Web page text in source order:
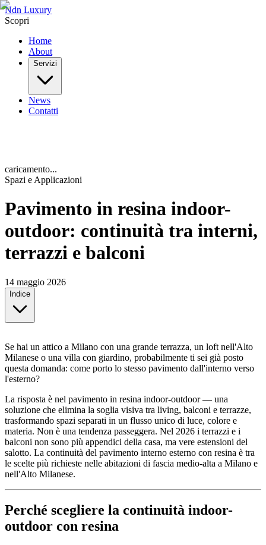
Ndn Luxury
Scopri
Home
About
Servizi
News
Contatti
caricamento...
Spazi e Applicazioni
Pavimento in resina indoor-
outdoor: continuità tra interni,
terrazzi e balconi
14 maggio 2026
Indice
Se hai un attico a Milano con una grande terrazza, un loft nell'Alto
Milanese o una villa con giardino, probabilmente ti sei già posto
questa domanda: come porto lo stesso pavimento dall'interno verso
l'esterno?
La risposta è nel pavimento in resina indoor-outdoor — una
soluzione che elimina la soglia visiva tra living, balconi e terrazze,
trasformando spazi separati in un flusso unico di luce, colore e
materia. Non è una tendenza passeggera. Nel 2026 i terrazzi e i
balconi non sono più appendici della casa, ma vere estensioni del
salotto. La continuità del pavimento interno esterno con resina è tra
le scelte più richieste nelle abitazioni di fascia medio-alta a Milano e
nell'Alto Milanese.
Perché scegliere la continuità indoor-
outdoor con resina